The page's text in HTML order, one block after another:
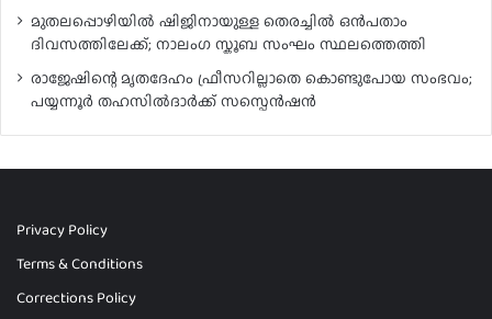
മുതലപ്പൊഴിയിൽ ഷിജിനായുള്ള തെരച്ചിൽ ഒൻപതാം
ദിവസത്തിലേക്ക്; നാലംഗ സ്കൂബ സംഘം സ്ഥലത്തെത്തി
രാജേഷിന്റെ മൃതദേഹം ഫ്രീസറില്ലാതെ കൊണ്ടുപോയ സംഭവം;
പയ്യന്നൂർ തഹസിൽദാർക്ക് സസ്പെൻഷൻ
Privacy Policy
Terms & Conditions
Corrections Policy